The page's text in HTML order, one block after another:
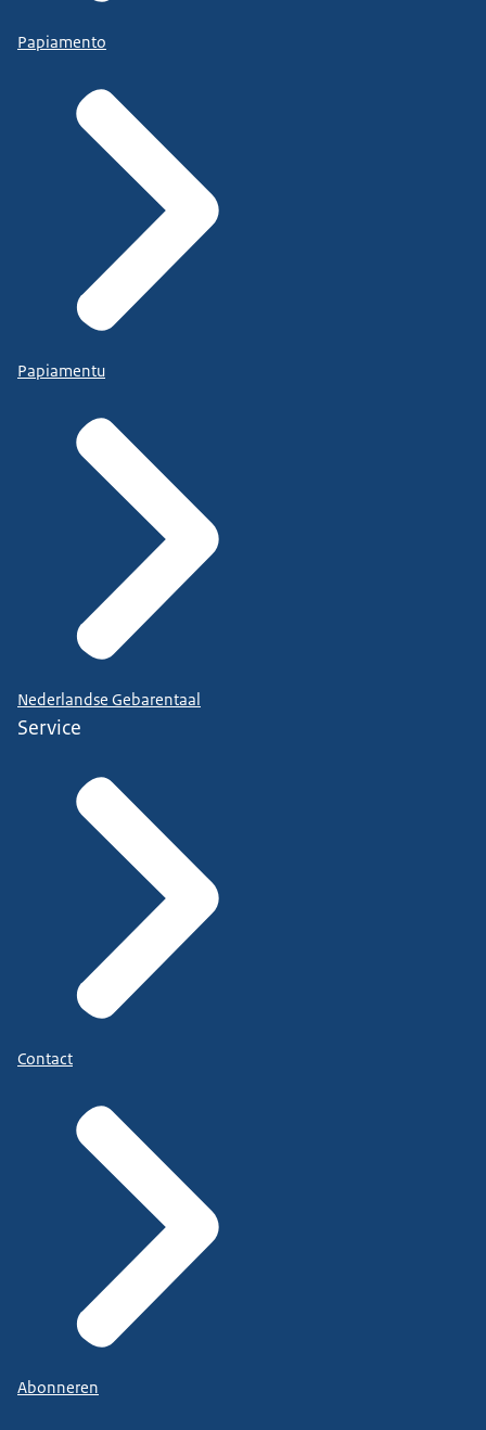
Papiamento
Papiamentu
Nederlandse Gebarentaal
Service
Contact
Abonneren